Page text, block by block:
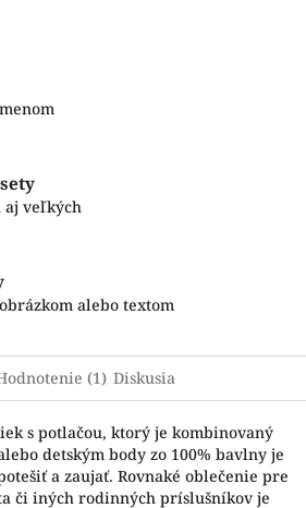
aj veľkých
alebo textom
(1) Diskusia
s potlačou, ktorý je kombinovaný
detským body zo 100% bavlny je
a zaujať. Rovnaké oblečenie pre
či iných rodinných príslušníkov je